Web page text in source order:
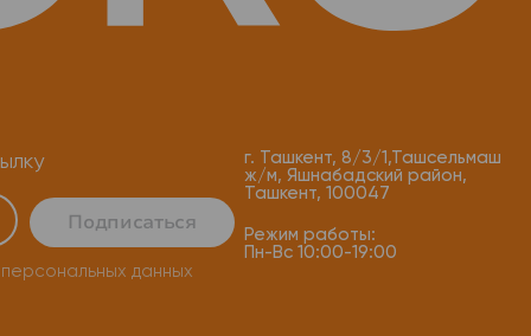
Подписаться
данных
г. Ташкент, 8/3/1,Ташсельмаш
ж/м, Яшнабадский район,
Ташкент, 100047
Режим работы:
Пн-Вс 10:00-19:00